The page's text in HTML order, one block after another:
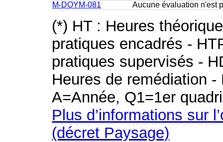
M-DOYM-081
Aucune évaluation n'est
(*) HT : Heures
pratiques encadrés -
pratiques supervisés -
Heures de remédiation
A=Année, Q1=1er
Plus d’informations sur
(décret Paysage)